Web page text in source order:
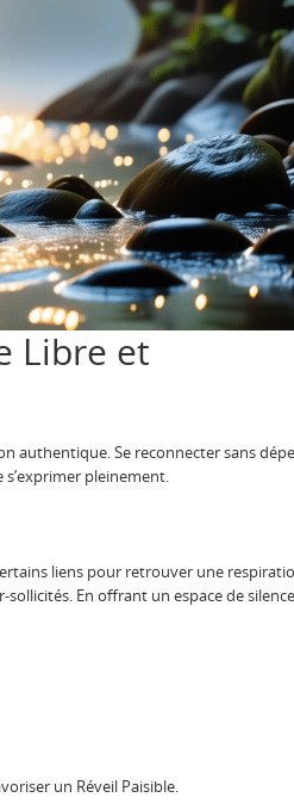
Libre et
authentique. Se reconnecter sans
pleinement.
liens pour retrouver une
En offrant un espace de
un Réveil Paisible.